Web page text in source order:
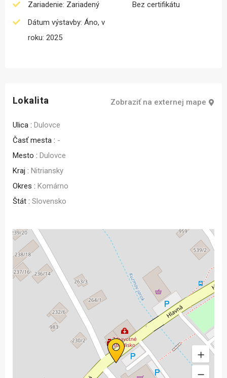
Zariadenie: Zariadený
Dátum výstavby: Áno, v
roku: 2025
Bez certifikátu
Lokalita Zobraziť na externej mape
Ulica : Dulovce
Časť mesta : -
Mesto : Dulovce
Kraj : Nitriansky
Okres : Komárno
Štát : Slovensko